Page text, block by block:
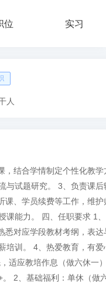
位 实习
人
，结合学情制定个性化教
与试题研究。 3、负责课
课、学员续费等工作，维
课能力。 四、任职要求 1
悉对应学段教材考纲，表
培训。 4、热爱教育，有
适应教培作息（做六休一
2、基础福利：单休（